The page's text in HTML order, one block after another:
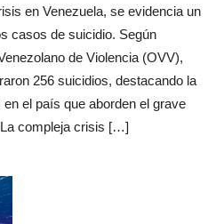
en Venezuela, se evidencia un
casos de suicidio. Según
de Violencia (OVV),
256 suicidios, destacando la
el país que aborden el grave
compleja crisis […]